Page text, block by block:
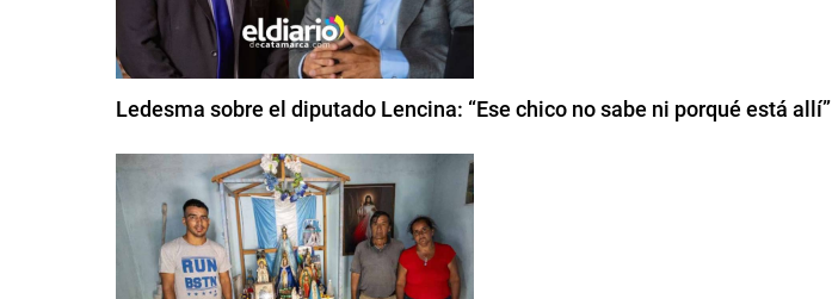
Ledesma sobre el diputado Lencina: “Ese chico no sabe ni porqué está allí”